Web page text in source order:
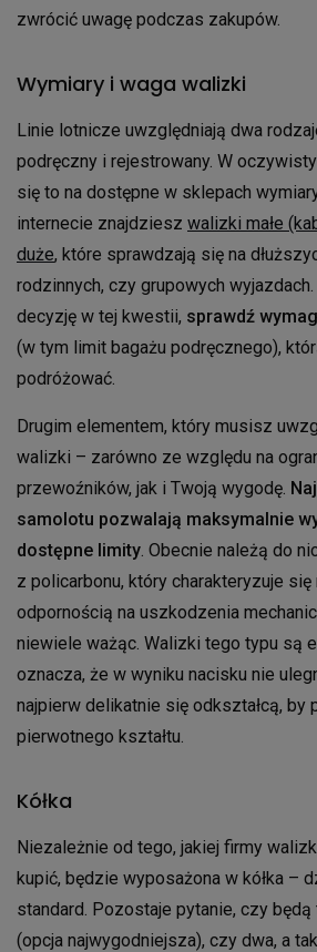
zwrócić uwagę podczas zakupów.
Wymiary i waga walizki
Linie lotnicze uwzględniają dwa
podręczny i rejestrowany. W
się to na dostępne w sklepach
internecie znajdziesz walizki małe
duże, które sprawdzają się na
rodzinnych, czy grupowych
decyzję w tej kwestii, sprawdź
(w tym limit bagażu podręcznego),
podróżować.
Drugim elementem, który musisz
walizki – zarówno ze względu na
przewoźników, jak i Twoją wygodę.
samolotu pozwalają maksymalnie
dostępne limity . Obecnie należą do
z policarbonu, który charakteryzuje
odpornością na uszkodzenia
niewiele ważąc. Walizki tego typu są
oznacza, że w wyniku nacisku nie
najpierw delikatnie się odkształcą, by
pierwotnego kształtu.
Kółka
Niezależnie od tego, jakiej firmy
kupić, będzie wyposażona w kółka –
standard. Pozostaje pytanie, czy będą
(opcja najwygodniejsza), czy dwa, a